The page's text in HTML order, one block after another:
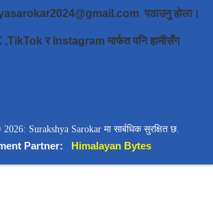
पठाउनु होला।
र Instagram मार्फत पनि हामीसँग
2026: Surakshya Sarokar मा सार्बधिक सुरक्षित छ.
Partner: Himalayan Bytes